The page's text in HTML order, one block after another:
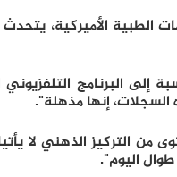
الطبية الأميركية،
إلى البرنامج
إنها مذهلة".
من التركيز الذهني لا
اليوم".